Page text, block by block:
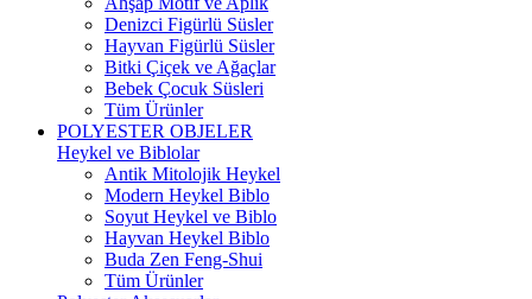
Denizci Figürlü Süsler
Hayvan Figürlü Süsler
Bitki Çiçek ve Ağaçlar
Bebek Çocuk Süsleri
Tüm Ürünler
POLYESTER OBJELER
Heykel ve Biblolar
Antik Mitolojik Heykel
Modern Heykel Biblo
Soyut Heykel ve Biblo
Hayvan Heykel Biblo
Buda Zen Feng-Shui
Tüm Ürünler